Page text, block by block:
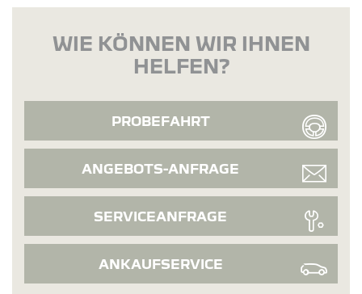
WIE KÖNNEN WIR IHNEN
HELFEN?
PROBEFAHRT
ANGEBOTS-ANFRAGE
SERVICEANFRAGE
ANKAUFSERVICE